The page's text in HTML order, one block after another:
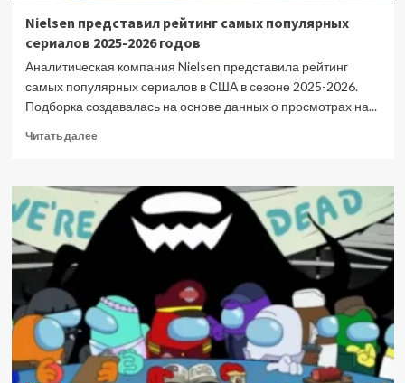
Nielsen представил рейтинг самых популярных
сериалов 2025-2026 годов
Аналитическая компания Nielsen представила рейтинг
самых популярных сериалов в США в сезоне 2025-2026.
Подборка создавалась на основе данных о просмотрах на...
Читать далееПрочитать
Nielsen
представил
рейтинг
популярных
2026
годов